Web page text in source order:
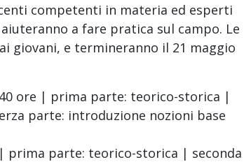
competenti in materia ed esperti
a fare pratica sul campo. Le
giovani, e termineranno il 21 maggio
40 ore | prima parte: teorico-storica |
parte: introduzione nozioni base
| prima parte: teorico-storica | seconda